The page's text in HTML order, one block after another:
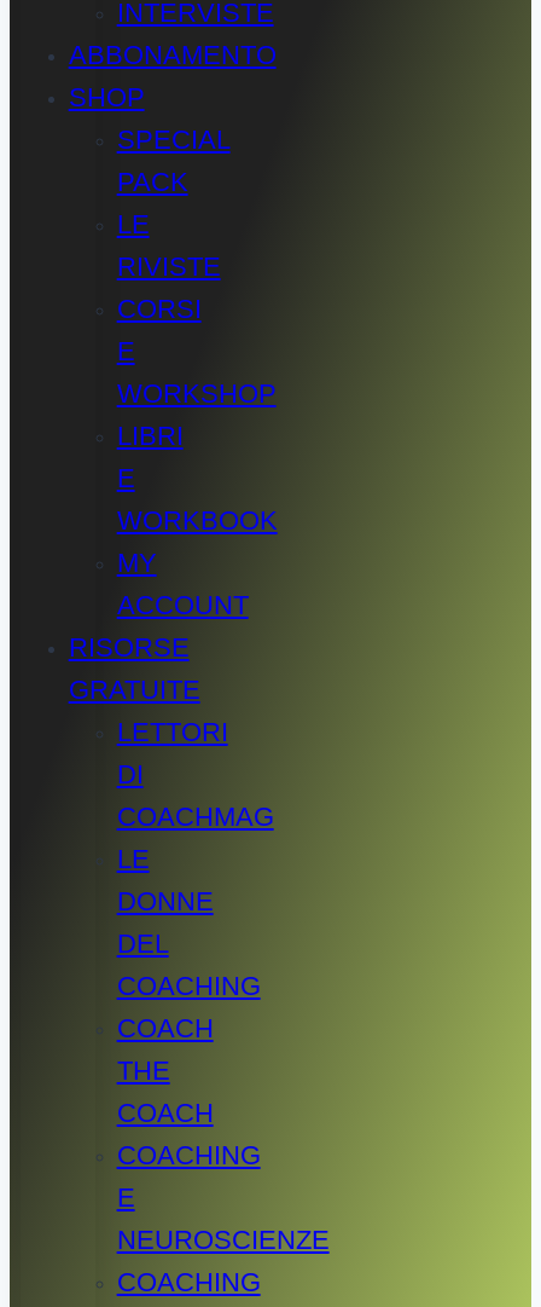
INTERVISTE
ABBONAMENTO
SHOP
SPECIAL
PACK
LE
RIVISTE
CORSI
E
WORKSHOP
LIBRI
E
WORKBOOK
MY
ACCOUNT
RISORSE
GRATUITE
LETTORI
DI
COACHMAG
LE
DONNE
DEL
COACHING
COACH
THE
COACH
COACHING
E
NEUROSCIENZE
COACHING